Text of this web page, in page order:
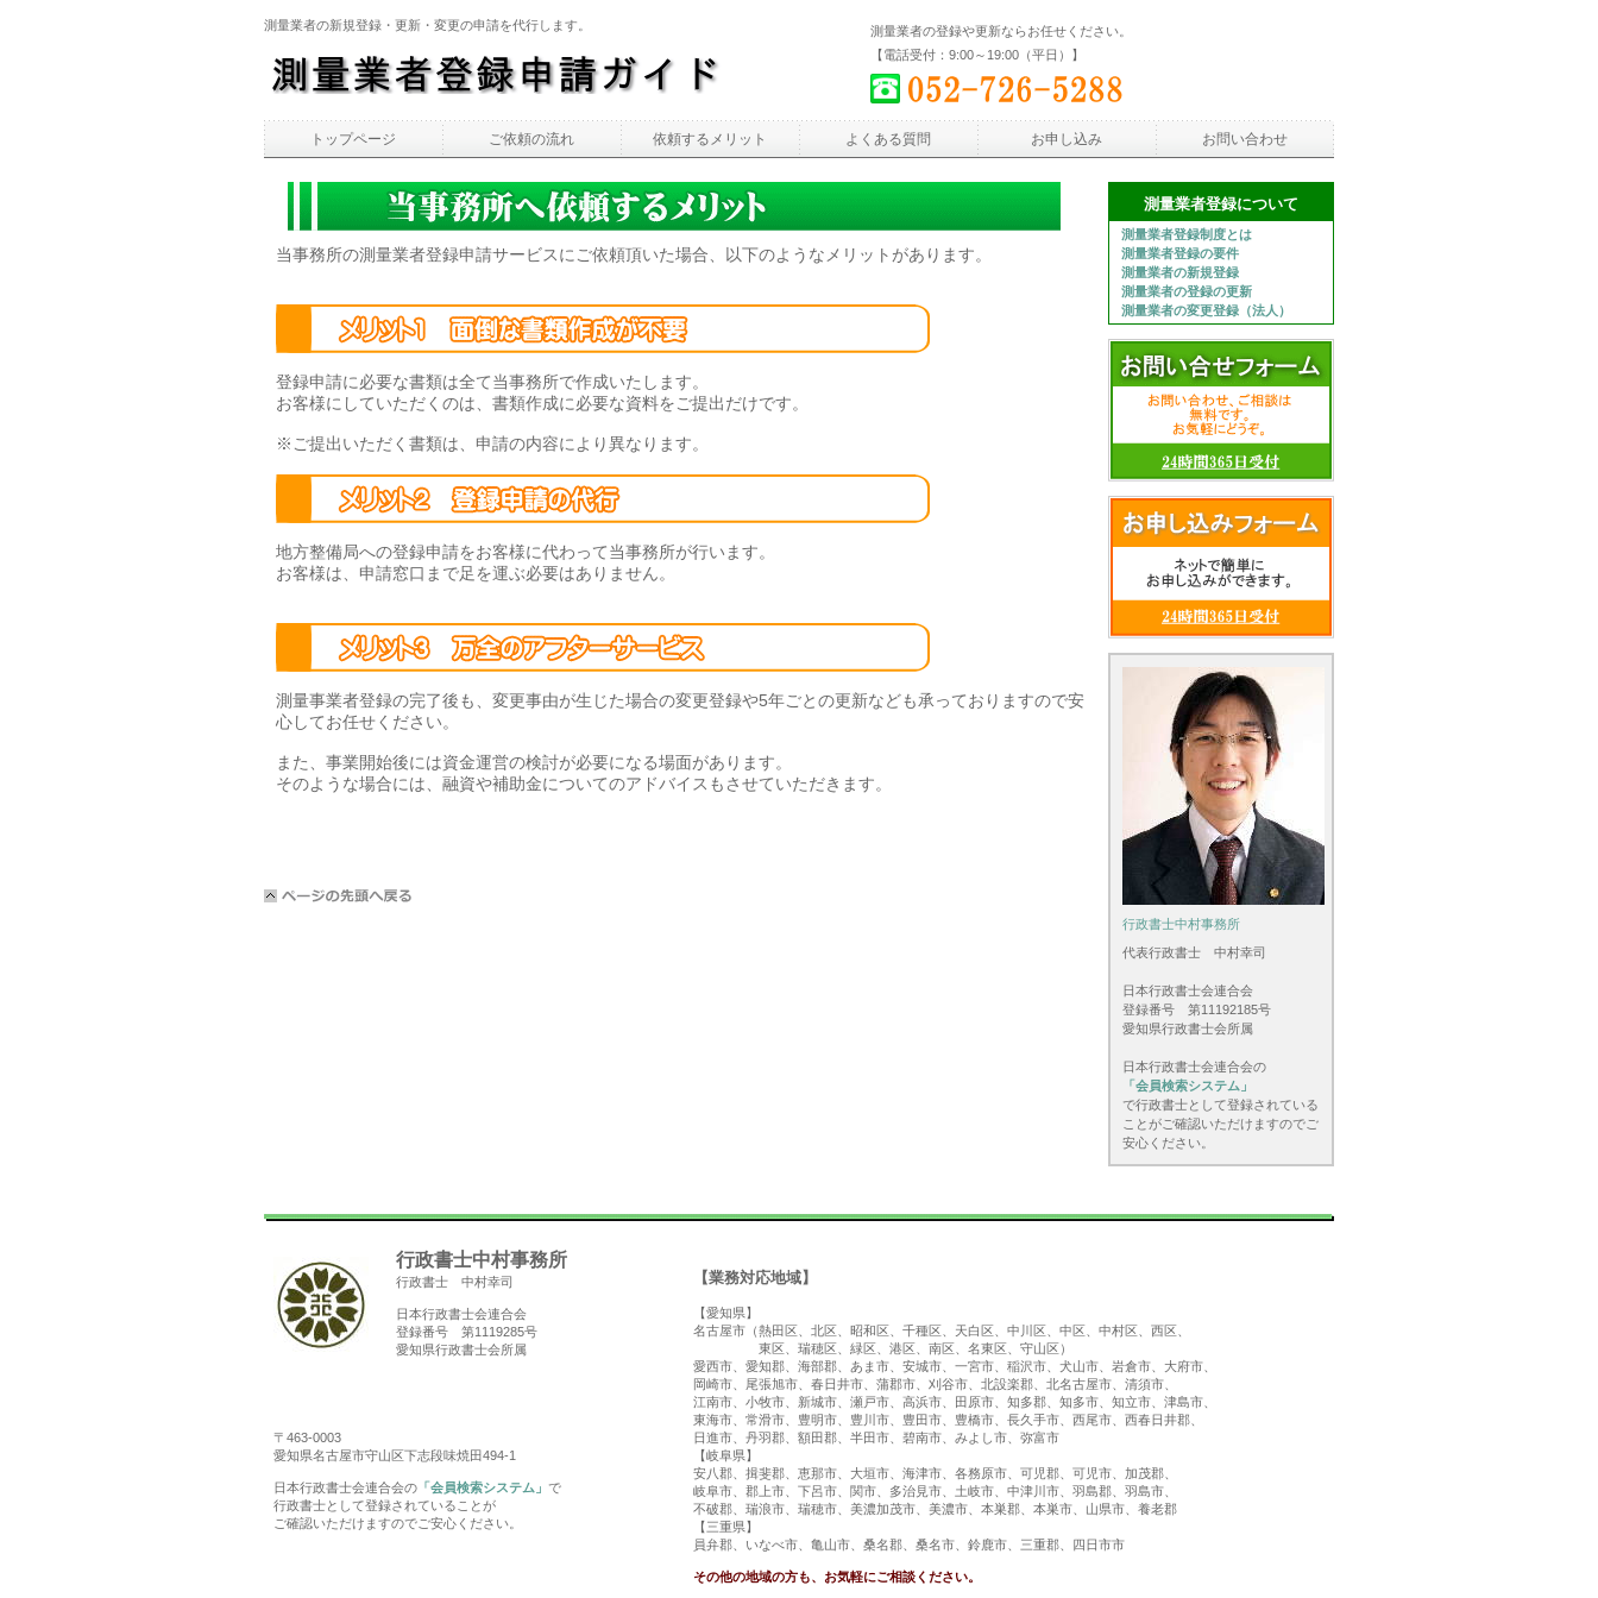
測量業者の新規登録・更新・変更の申請を代行します。
測量業者の登録や更新ならお任せください。
【電話受付：9:00～19:00（平日）】
当事務所の測量業者登録申請サービスにご依頼頂いた場合、以下のようなメリットがあります。
登録申請に必要な書類は全て当事務所で作成いたします。
お客様にしていただくのは、書類作成に必要な資料をご提出だけです。
※ご提出いただく書類は、申請の内容により異なります。
地方整備局への登録申請をお客様に代わって当事務所が行います。
お客様は、申請窓口まで足を運ぶ必要はありません。
測量事業者登録の完了後も、変更事由が生じた場合の変更登録や5年ごとの更新なども承っておりますので安
心してお任せください。
また、事業開始後には資金運営の検討が必要になる場面があります。
そのような場合には、融資や補助金についてのアドバイスもさせていただきます。
トップページ ご依頼の流れ 依頼するメリット よくある質問 お申し込み お問い合わせ
測量業者登録について
測量業者登録制度とは
測量業者登録の要件
測量業者の新規登録
測量業者の登録の更新
測量業者の変更登録（法人）
行政書士中村事務所
代表行政書士 中村幸司
日本行政書士会連合会
登録番号 第11192185号
愛知県行政書士会所属
日本行政書士会連合会の
「会員検索システム」
で行政書士として登録されている
ことがご確認いただけますのでご
安心ください。
行政書士中村事務所
行政書士 中村幸司
日本行政書士会連合会
登録番号 第1119285号
愛知県行政書士会所属
【業務対応地域】
【愛知県】
名古屋市（熱田区、北区、昭和区、千種区、天白区、中川区、中区、中村区、西区、
東区、瑞穂区、緑区、港区、南区、名東区、守山区）
愛西市、愛知郡、海部郡、あま市、安城市、一宮市、稲沢市、犬山市、岩倉市、大府市、
岡崎市、尾張旭市、春日井市、蒲郡市、刈谷市、北設楽郡、北名古屋市、清須市、
江南市、小牧市、新城市、瀬戸市、高浜市、田原市、知多郡、知多市、知立市、津島市、
東海市、常滑市、豊明市、豊川市、豊田市、豊橋市、長久手市、西尾市、西春日井郡、
日進市、丹羽郡、額田郡、半田市、碧南市、みよし市、弥富市
【岐阜県】
安八郡、揖斐郡、恵那市、大垣市、海津市、各務原市、可児郡、可児市、加茂郡、
岐阜市、郡上市、下呂市、関市、多治見市、土岐市、中津川市、羽島郡、羽島市、
不破郡、瑞浪市、瑞穂市、美濃加茂市、美濃市、本巣郡、本巣市、山県市、養老郡
【三重県】
員弁郡、いなべ市、亀山市、桑名郡、桑名市、鈴鹿市、三重郡、四日市市
その他の地域の方も、お気軽にご相談ください。
〒463-0003
愛知県名古屋市守山区下志段味焼田494-1
日本行政書士会連合会の 「会員検索システム」 で
行政書士として登録されていることが
ご確認いただけますのでご安心ください。